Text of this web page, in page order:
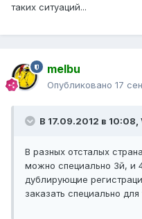
таких ситуаций...
melbu
Опубликовано 17
В 17.09.2012 в 10:08,
В разных отсталых
можно специально 3й, и
дублирующие
заказать специально для